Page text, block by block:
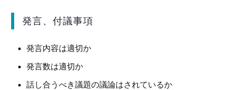
発言、付議事項
発言内容は適切か
発言数は適切か
話し合うべき議題の議論はされているか